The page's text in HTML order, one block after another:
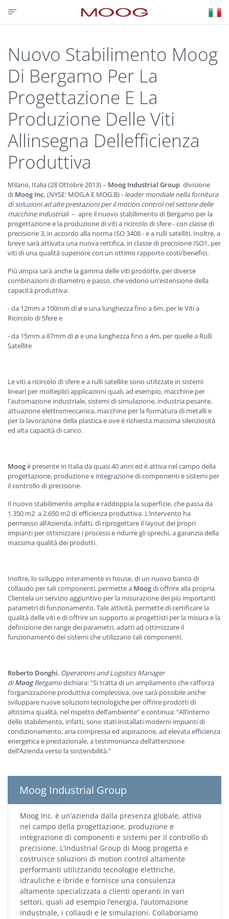
PARTNER LOGIN VISIT MOOG.COM
MOOG.IT
Nuovo Stabilimento Moog
Di Bergamo Per La
Progettazione E La
Produzione Delle Viti
Allinsegna Dellefficienza
Produttiva
Milano, Italia (28 Ottobre 2013) – Moog Industrial Group divisione
di Moog Inc. (NYSE: MOG.A E MOG.B) - leader mondiale nella fornitura
di soluzioni ad alte prestazioni per il motion control nel settore delle
macchine industriali– apre il nuovo stabilimento di Bergamo per la
progettazione e la produzione di viti a ricircolo di sfere - con classe di
precisione 3, in accordo alla norma ISO 3408 - e a rulli satelliti. Inoltre, a
breve sarà attivata una nuova rettifica, in classe di precisione ISO1, per
viti di una qualità superiore con un ottimo rapporto costi/benefici.
Più ampia sarà anche la gamma delle viti prodotte, per diverse
combinazioni di diametro e passo, che vedono un’estensione della
capacità produttiva:
- da 12mm a 100mm di ø e una lunghezza fino a 6m, per le Viti a
Ricircolo di Sfere e
- da 15mm a 87mm di ø e una lunghezza fino a 4m, per quelle a Rulli
Satellite
Le viti a ricircolo di sfere e a rulli satellite sono utilizzate in sistemi
lineari per molteplici applicazioni quali, ad esempio, macchine per
l'automazione industriale, sistemi di simulazione, industria pesante,
attuazione elettromeccanica, macchine per la formatura di metalli e
per la lavorazione della plastica e ove è richiesta massima silenziosità
ed alta capacità di carico.
Moogè presente in Italia da quasi 40 anni ed è attiva nel campo della
progettazione, produzione e integrazione di componenti e sistemi per
il controllo di precisione.
Il nuovo stabilimento amplia e raddoppia la superficie, che passa da
1.350 m2 a 2.650 m2 di efficienza produttiva. L’intervento ha
permesso all’Azienda, infatti, di riprogettare il layout dei propri
impianti per ottimizzare i processi e ridurre gli sprechi, a garanzia della
massima qualità dei prodotti.
Inoltre, lo sviluppo interamente in house, di un nuovo banco di
collaudo per tali componenti, permette a Moogdi offrire alla propria
Clientela un servizio aggiuntivo per la misurazione dei più importanti
parametri di funzionamento. Tale attività, permette di certificare la
qualità delle viti e di offrire un supporto ai progettisti per la misura e la
definizione dei range dei parametri, adatti ad ottimizzare il
funzionamento dei sistemi che utilizzano tali componenti.
Roberto Donghi, Operations and Logistics Manager
diMoogBergamodichiara: “Si tratta di un ampliamento che rafforza
l’organizzazione produttiva complessiva, ove sarà possibile anche
sviluppare nuove soluzioni tecnologiche per offrire prodotti di
altissima qualità, nel rispetto dell’ambiente” e continua: “All’interno
dello stabilimento, infatti, sono stati installati moderni impianti di
condizionamento, aria compressa ed aspirazione, ad elevata efficienza
energetica e prestazionale, a testimonianza dell’attenzione
dell’Azienda verso la sostenibilità.”
Moog Industrial Group
Moog Inc. è un’azienda dalla presenza globale, attiva
nel campo della progettazione, produzione e
integrazione di componenti e sistemi per il controllo di
precisione. L’Industrial Group di Moog progetta e
costruisce soluzioni di motion control altamente
performanti utilizzando tecnologie elettriche,
idrauliche e ibride e fornisce una consulenza
altamente specializzata a clienti operanti in vari
settori, quali ad esempio l’energia, l’automazione
industriale, i collaudi e le simulazioni. Collaboriamo